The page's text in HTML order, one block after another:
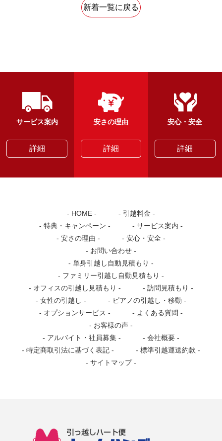
新着一覧に戻る
サービス案内
詳細
安さの理由
詳細
安心・安全
詳細
HOME
引越料金
特典・キャンペーン
サービス案内
安さの理由
安心・安全
お問い合わせ
単身引越し自動見積もり
ファミリー引越し自動見積もり
オフィスの引越し見積もり
訪問見積もり
女性の引越し
ピアノの引越し・移動
オプションサービス
よくある質問
お客様の声
アルバイト・社員募集
会社概要
特定商取引法に基づく表記
標準引越運送約款
サイトマップ